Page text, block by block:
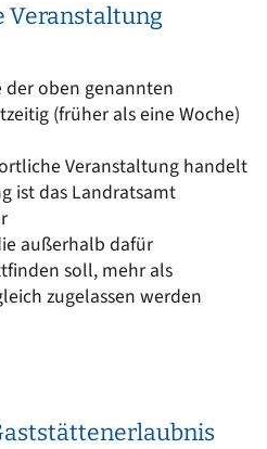
Veranstaltung
oben genannten
(früher als eine Woche)
Veranstaltung handelt
ist das Landratsamt
außerhalb dafür
soll, mehr als
zugelassen werden